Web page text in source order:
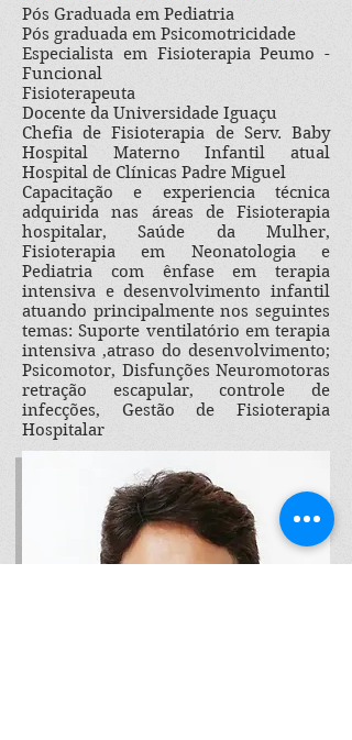
Pós Graduada em Pediatria
Pós graduada em Psicomotricidade
Especialista em Fisioterapia Peumo -
Funcional
Fisioterapeuta
Docente da Universidade Iguaçu
Chefia de Fisioterapia de Serv. Baby
Hospital Materno Infantil atual
Hospital de Clínicas Padre Miguel
Capacitação e experiencia técnica
adquirida nas áreas de Fisioterapia
hospitalar, Saúde da Mulher,
Fisioterapia em Neonatologia e
Pediatria com ênfase em terapia
intensiva e desenvolvimento infantil
atuando principalmente nos seguintes
temas: Suporte ventilatório em terapia
intensiva ,atraso do desenvolvimento;
Psicomotor, Disfunções Neuromotoras
retração escapular, controle de
infecções, Gestão de Fisioterapia
Hospitalar